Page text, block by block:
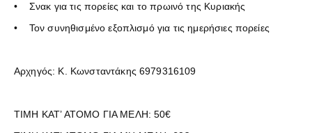
• Σνακ για τις πορείες και το πρωινό της Κυριακής
• Τον συνηθισμένο εξοπλισμό για τις ημερήσιες πορείες
Αρχηγός: Κ. Κωνσταντάκης 6979316109
ΤΙΜΗ ΚΑΤ’ ΑΤΟΜΟ ΓΙΑ ΜΕΛΗ: 50€